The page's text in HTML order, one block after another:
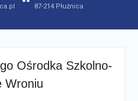
87-214 Płużnica
Ośrodka Szkolno-
Wroniu